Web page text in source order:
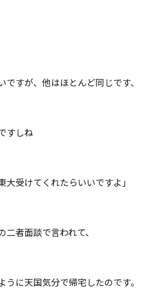
ですが、他はほとんど同じです、
すしね
大受けてくれたらいいですよ」
二者面談で言われて、
うに天国気分で帰宅したのです。